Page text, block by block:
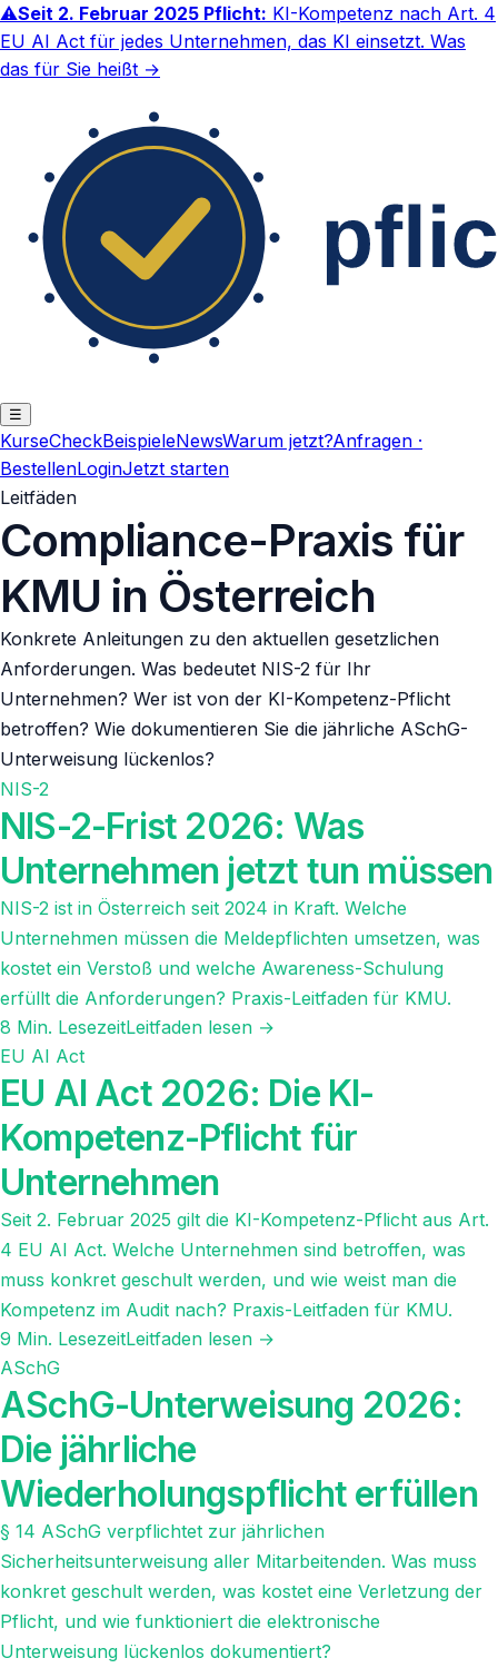
⚠Seit 2. Februar 2025 Pflicht: KI-Kompetenz nach Art. 4
EU AI Act für jedes Unternehmen, das KI einsetzt. Was
das für Sie heißt →
☰
KurseCheckBeispieleNewsWarum jetzt?Anfragen ·
BestellenLoginJetzt starten
Leitfäden
Compliance-Praxis für
KMU in Österreich
Konkrete Anleitungen zu den aktuellen gesetzlichen
Anforderungen. Was bedeutet NIS-2 für Ihr
Unternehmen? Wer ist von der KI-Kompetenz-Pflicht
betroffen? Wie dokumentieren Sie die jährliche ASchG-
Unterweisung lückenlos?
NIS-2
NIS-2-Frist 2026: Was
Unternehmen jetzt tun müssen
NIS-2 ist in Österreich seit 2024 in Kraft. Welche
Unternehmen müssen die Meldepflichten umsetzen, was
kostet ein Verstoß und welche Awareness-Schulung
erfüllt die Anforderungen? Praxis-Leitfaden für KMU.
8 Min. LesezeitLeitfaden lesen →
EU AI Act
EU AI Act 2026: Die KI-
Kompetenz-Pflicht für
Unternehmen
Seit 2. Februar 2025 gilt die KI-Kompetenz-Pflicht aus Art.
4 EU AI Act. Welche Unternehmen sind betroffen, was
muss konkret geschult werden, und wie weist man die
Kompetenz im Audit nach? Praxis-Leitfaden für KMU.
9 Min. LesezeitLeitfaden lesen →
ASchG
ASchG-Unterweisung 2026:
Die jährliche
Wiederholungspflicht erfüllen
§ 14 ASchG verpflichtet zur jährlichen
Sicherheitsunterweisung aller Mitarbeitenden. Was muss
konkret geschult werden, was kostet eine Verletzung der
Pflicht, und wie funktioniert die elektronische
Unterweisung lückenlos dokumentiert?